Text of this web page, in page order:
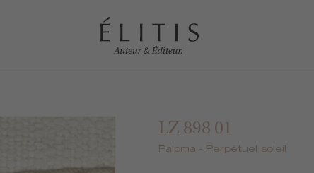
LZ 898 01
Paloma - Perpétuel soleil